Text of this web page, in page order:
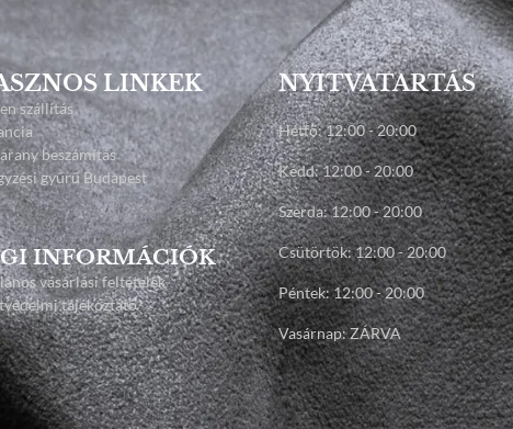
LINKEK
szállítás
beszámítás
gyűrű Budapest
INFORMÁCIÓK
vásárlási feltételek
tájékoztató
NYITVATARTÁS
Hétfő: 12:00 - 20:00
Kedd: 12:00 - 20:00
Szerda: 12:00 - 20:00
Csütörtök: 12:00 - 20:00
Péntek: 12:00 - 20:00
Vasárnap: ZÁRVA